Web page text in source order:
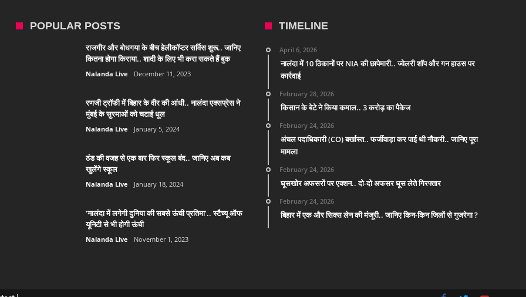
POPULAR POSTS
राजगीर और बोधगया के बीच हेलीकॉप्टर सर्विस शुरू.. जानिए
कितना होगा किराया.. शादी के लिए भी करा सकते हैं बुक
Nalanda Live December 11, 2023
रणजी ट्रॉफी में बिहार के वीर की आंधी.. नालंदा एक्सप्रेस ने
मुंबई के सुरमाओं को चटाई धूल
Nalanda Live January 5, 2024
ठंड की वजह से एक बार फिर स्कूल बंद.. जानिए अब कब
खुलेंगे स्कूल
Nalanda Live January 18, 2024
‘नालंदा में लगेगी दुनिया की सबसे ऊंची प्रतिमा’.. स्टैच्यू ऑफ
यूनिटी से भी होगी ऊंची
Nalanda Live November 1, 2023
TIMELINE
April 6, 2026
नालंदा में 10 ठिकानों पर NIA की छापेमारी.. ज्वेलरी शॉप और गन हाउस पर
कार्रवाई
February 28, 2026
किसान के बेटे ने किया कमाल.. 3 करोड़ का पैकेज
February 24, 2026
अंचल पदाधिकारी (CO) बर्खास्त.. फर्जीवाड़ा कर पाई थी नौकरी.. जानिए पूरा
मामला
February 24, 2026
घूसखोर अफसरों पर एक्शन.. दो-दो अफसर घूस लेते गिरफ्तार
February 24, 2026
बिहार में एक और सिक्स लेन की मंजूरी.. जानिए किन-किन जिलों से गुजरेगा ?